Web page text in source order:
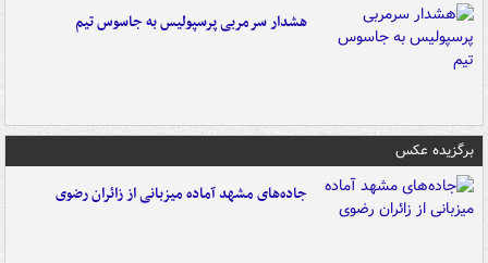
هشدار سرمربی پرسپولیس به جاسوس تیم
برگزیده عکس
جاده‌های مشهد آماده میزبانی از زائران رضوی